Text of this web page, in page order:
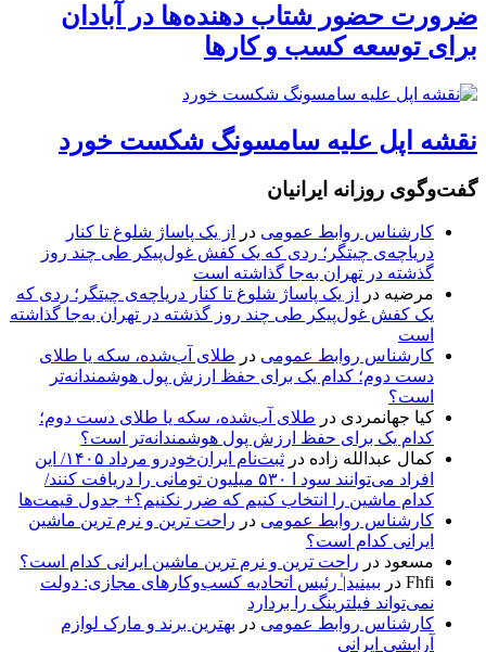
ضرورت حضور شتاب ‌دهنده‌ها در آبادان
برای توسعه کسب‌ و کارها
نقشه اپل علیه سامسونگ شکست خورد
گفت‌وگوی روزانه ایرانیان
کارشناس روابط عمومی در
از یک پاساژ شلوغ تا کنار
دریاچه‌ی چیتگر؛ ردی که یک کفش غول‌پیکر طی چند روز
گذشته در تهران به‌جا گذاشته است
مرضیه در
از یک پاساژ شلوغ تا کنار دریاچه‌ی چیتگر؛ ردی که
یک کفش غول‌پیکر طی چند روز گذشته در تهران به‌جا گذاشته
است
کارشناس روابط عمومی در طلای آب‌شده، سکه یا طلای
دست دوم؛ کدام یک برای حفظ ارزش پول هوشمندانه‌تر
است؟
کیا جهانمردی در طلای آب‌شده، سکه یا طلای دست دوم؛
کدام یک برای حفظ ارزش پول هوشمندانه‌تر است؟
کمال عبدالله زاده در
ثبت‌نام ایران‌خودرو مرداد ۱۴۰۵/ این
افراد می‌توانند سود ا ۵۳۰ میلیون تومانی را دریافت کنند/
کدام ماشین را انتخاب کنیم که ضرر نکنیم؟+ جدول قیمت‌ها
کارشناس روابط عمومی در راحت ترین و نرم ترین ماشین
ایرانی کدام است؟
مسعود در راحت ترین و نرم ترین ماشین ایرانی کدام است؟
Fhfi در ببینید| ٰرئیس اتحادیه کسب‌وکارهای مجازی: دولت
نمی‌تواند فیلترینگ را بردارد
کارشناس روابط عمومی در بهترین برند و مارک لوازم
آرایشی ایرانی